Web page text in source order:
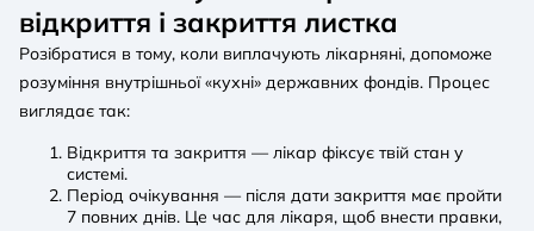
відкриття і закриття листка
Розібратися в тому, коли виплачують лікарняні, допоможе
розуміння внутрішньої «кухні» державних фондів. Процес
виглядає так:
Відкриття та закриття — лікар фіксує твій стан у
системі.
Період очікування — після дати закриття має пройти
7 повних днів. Це час для лікаря, щоб внести правки,